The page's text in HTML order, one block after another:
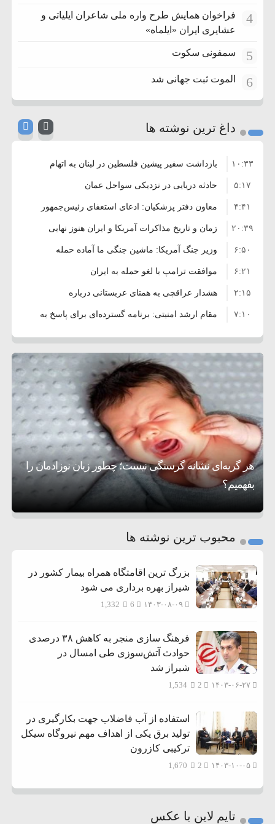
4
فراخوان همایش طرح واره ملی شاعران ایلیاتی و
عشایری ایران «ایلماه»
5 سمفونی سکوت
6 الموت ثبت جهانی شد
داغ ترین نوشته ها
بازداشت سفیر پیشین فلسطین در لبنان به اتهام
فساد و اختلاس اموال
۱۰:۳۳
حادثه دریایی در نزدیکی سواحل عمان ۵:۱۷
معاون دفتر پزشکیان: ادعای استعفای رئیس‌جمهور
واهی و کذب محض است
۴:۴۱
زمان و تاریخ مذاکرات آمریکا و ایران هنوز نهایی
نشده است
۲۰:۳۹
وزیر جنگ آمریکا: ماشین جنگی ما آماده حمله
نظامی علیه ایران است
۶:۵۰
موافقت ترامپ با لغو حمله به ایران ۶:۲۱
هشدار عراقچی به همتای عربستانی درباره
همراهی با آمریکا
۲:۱۵
مقام ارشد امنیتی: برنامه گسترده‌ای برای پاسخ به
دیوانگی آمریکا داریم
۷:۱۰
ترامپ دستور حملات جدید علیه ایران را صادر کرد ۵:۴۵
سپاه: دو نفتکش متخلف مورد اصابت قرار گرفته
و متوقف شدند
۱۲:۵۹
ترامپ مدعی توافق تاریخی برای خلع سلاح کامل
حماس شد
۸:۵۷
اعتراض عراقچی به همتای بلغارستانی به دلیل
کمک به آمریکا در حملات به ایران
کشورهایی که به متجاوزان کمک می کنند پاسخ
سختی خواهند گرفت
۱۰:۱۵
سنتکام پایان تجاوز جدید به ایران را اعلام کرد ۶:۰۵
آمریکا تحریم‌های جدیدی علیه ایران اعمال کرد ۱۸:۰۰
هر گریه‌ای نشانه گرسنگی نیست؛ چطور زبان نوزادمان را
بفهمیم؟
تغذیه پدر می‌تواند بر سلامت نوزاد تأثیر بگذارد
روی دیگر زندگی
3
محبوب ترین نوشته ها
بزرگ ترین اقامتگاه همراه بیمار کشور در
شیراز بهره برداری می شود
۱۴۰۳-۰۸-۰۹ 1,332
فرهنگ سازی منجر به کاهش ۳۸ درصدی
حوادث آتش‌سوزی طی امسال در
شیراز شد
۱۴۰۳-۰۶-۲۷ 1,534
استفاده از آب فاضلاب جهت بکارگیری در
تولید برق یکی از اهداف مهم نیروگاه سیکل
ترکیبی کازرون
۱۴۰۳-۱۰-۰۵ 1,670
تایم لاین با عکس